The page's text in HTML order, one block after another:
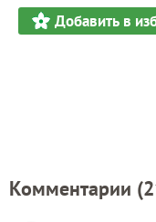
Добавить в
Комментарии (